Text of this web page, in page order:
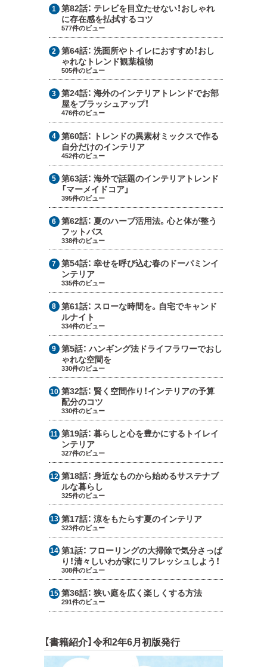
第82話： テレビを目立たせない！おしゃれ
に存在感を払拭するコツ
577件のビュー
第64話：洗面所やトイレにおすすめ！おし
ゃれなトレンド観葉植物
505件のビュー
第24話：海外のインテリアトレンドでお部
屋をブラッシュアップ！
476件のビュー
第60話： トレンドの異素材ミックスで作る
自分だけのインテリア
452件のビュー
第63話：海外で話題のインテリアトレンド
「マーメイドコア」
395件のビュー
第62話：夏のハーブ活用法。心と体が整う
フットバス
338件のビュー
第54話：幸せを呼び込む春のドーパミンイ
ンテリア
335件のビュー
第61話： スローな時間を。自宅でキャンド
ルナイト
334件のビュー
第5話：ハンギング法ドライフラワーでおし
ゃれな空間を
330件のビュー
第32話： 賢く空間作り！インテリアの予算
配分のコツ
330件のビュー
第19話：暮らしと心を豊かにするトイレイ
ンテリア
327件のビュー
第18話：身近なものから始めるサステナブ
ルな暮らし
325件のビュー
第17話：涼をもたらす夏のインテリア
323件のビュー
第1話： フローリングの大掃除で気分さっぱ
り！清々しいわが家にリフレッシュしよう！
308件のビュー
第36話：狭い庭を広く楽しくする方法
291件のビュー
【書籍紹介】令和2年6月初版発行